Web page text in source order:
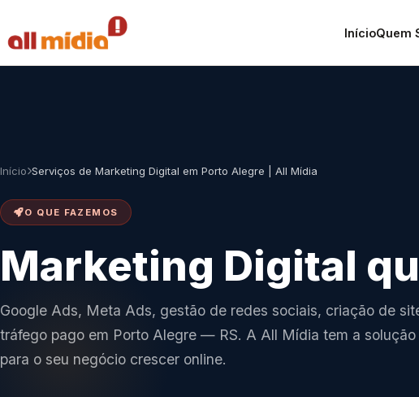
InícioQuem
Início Serviços de Marketing Digital em Porto Alegre | All Mídia
O QUE FAZEMOS
Marketing Digital
Google Ads, Meta Ads, gestão de redes sociais, criação de
tráfego pago em Porto Alegre — RS. A All Mídia tem a solução
para o seu negócio crescer online.